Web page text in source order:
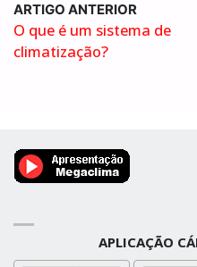
ARTIGO ANTERIOR
O que é um sistema de
climatização?
APLICAÇÃO